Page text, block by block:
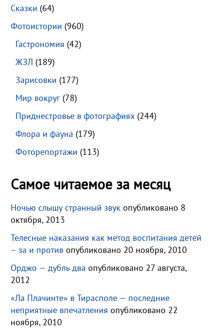
Сказки (64)
Фотоистории (960)
Гастрономия (42)
ЖЗЛ (189)
Зарисовки (177)
Мир вокруг (78)
Приднестровье в фотографиях (244)
Флора и фауна (179)
Фоторепортажи (113)
Самое читаемое за месяц
Ночью слышу странный звук опубликовано 8
октября, 2013
Телесные наказания как метод воспитания детей
– за и против опубликовано 20 ноября, 2010
Орджо — дубль два опубликовано 27 августа,
2012
«Ла Плачинте» в Тирасполе — последние
неприятные впечатления опубликовано 22
ноября, 2010